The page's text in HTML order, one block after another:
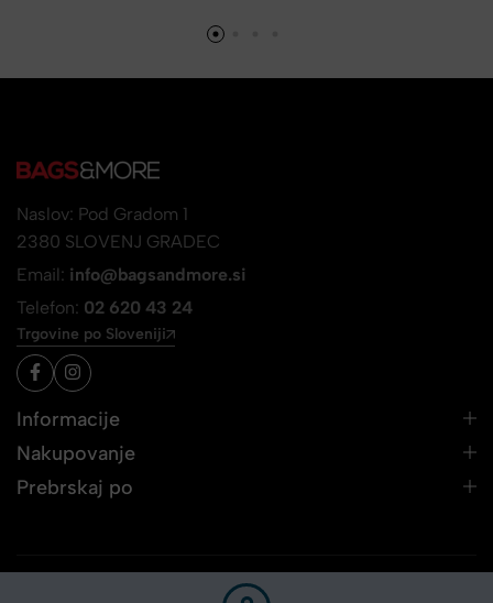
Naslov: Pod Gradom 1
2380 SLOVENJ GRADEC
Email: info@bagsandmore.si
Telefon: 02 620 43 24
Trgovine po Sloveniji
Informacije
Nakupovanje
Prebrskaj po